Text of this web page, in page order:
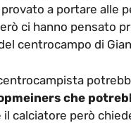
a portare alle
ci hanno pensato
centrocampo di
che
il calciatore però